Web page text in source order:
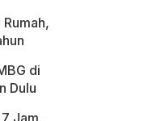
di
Dulu
Jam,